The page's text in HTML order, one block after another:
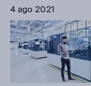
4 ago 2021